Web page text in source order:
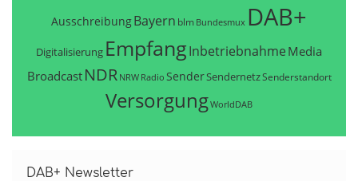
AusschreibungBayern blm Bundesmux DAB+
Digitalisierung EmpfangInbetriebnahme Media
Broadcast NDR NRW Radio SenderSendernetzSenderstandort
VersorgungWorldDAB
DAB+ Newsletter